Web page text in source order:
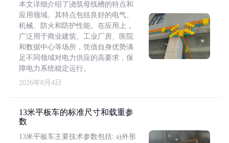
本文详细介绍了浇筑母线槽的特点和
应用领域。其特点包括良好的电气、
机械、防火和防护性能。在应用上，
广泛用于商业建筑、工业厂房、医院
和数据中心等场所，凭借自身优势满
足不同领域对电力供应的高要求，保
障电力系统稳定运行。
2026年8月4日
13米平板车的标准尺寸和载重参
数
13米平板车主要技术参数包括: a)外形